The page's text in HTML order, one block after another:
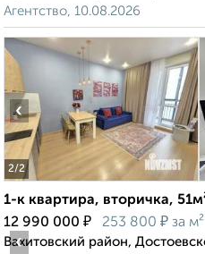
Агентство, 10.08.2026
2/2
‹
1-к квартира, вторичка,
12 990 000 ₽ 253 800 ₽ за м²
Вахитовский район,
‹